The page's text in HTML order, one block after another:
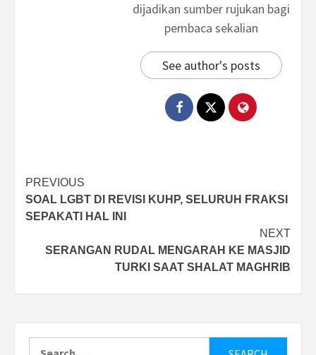
dijadikan sumber rujukan bagi
pembaca sekalian
See author's posts
Post
navigation
PREVIOUS
SOAL LGBT DI REVISI KUHP, SELURUH FRAKSI
SEPAKATI HAL INI
NEXT
SERANGAN RUDAL MENGARAH KE MASJID
TURKI SAAT SHALAT MAGHRIB